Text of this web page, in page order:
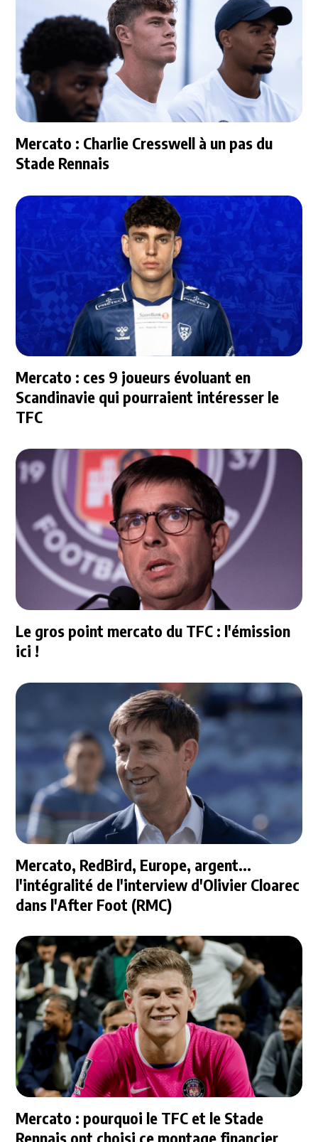
Mercato : Charlie Cresswell à un pas du
Stade Rennais
Mercato : ces 9 joueurs évoluant en
Scandinavie qui pourraient intéresser le
TFC
Le gros point mercato du TFC : l'émission
ici !
Mercato, RedBird, Europe, argent...
l'intégralité de l'interview d'Olivier Cloarec
dans l'After Foot (RMC)
Mercato : pourquoi le TFC et le Stade
Rennais ont choisi ce montage financier